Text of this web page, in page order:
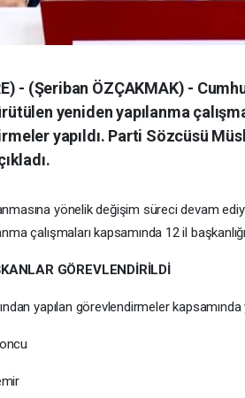
- (Şeriban ÖZÇAKMAK) -
yeniden yapılanma
yapıldı. Parti Sözcüsü
yönelik değişim süreci devam
çalışmaları kapsamında 12 il
GÖREVLENDİRİLDİ
yapılan görevlendirmeler